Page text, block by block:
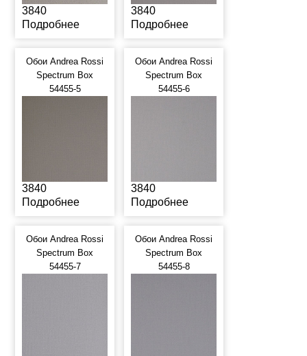
3840
Подробнее
3840
Подробнее
Обои Andrea Rossi
Spectrum Box
54455-5
3840
Подробнее
Обои Andrea Rossi
Spectrum Box
54455-6
3840
Подробнее
Обои Andrea Rossi
Spectrum Box
54455-7
Обои Andrea Rossi
Spectrum Box
54455-8